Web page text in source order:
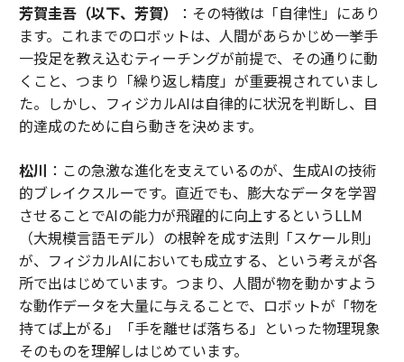
芳賀圭吾（以下、芳賀）
：その特徴は「自律性」にあり
ます。これまでのロボットは、人間があらかじめ一挙手
一投足を教え込むティーチングが前提で、その通りに動
くこと、つまり「繰り返し精度」が重要視されていまし
た。しかし、フィジカルAIは自律的に状況を判断し、目
的達成のために自ら動きを決めます。
松川 ：この急激な進化を支えているのが、生成AIの技術
的ブレイクスルーです。直近でも、膨大なデータを学習
させることでAIの能力が飛躍的に向上するというLLM
（大規模言語モデル）の根幹を成す法則「スケール則」
が、フィジカルAIにおいても成立する、という考えが各
所で出はじめています。つまり、人間が物を動かすよう
な動作データを大量に与えることで、ロボットが「物を
持てば上がる」「手を離せば落ちる」といった物理現象
そのものを理解しはじめています。